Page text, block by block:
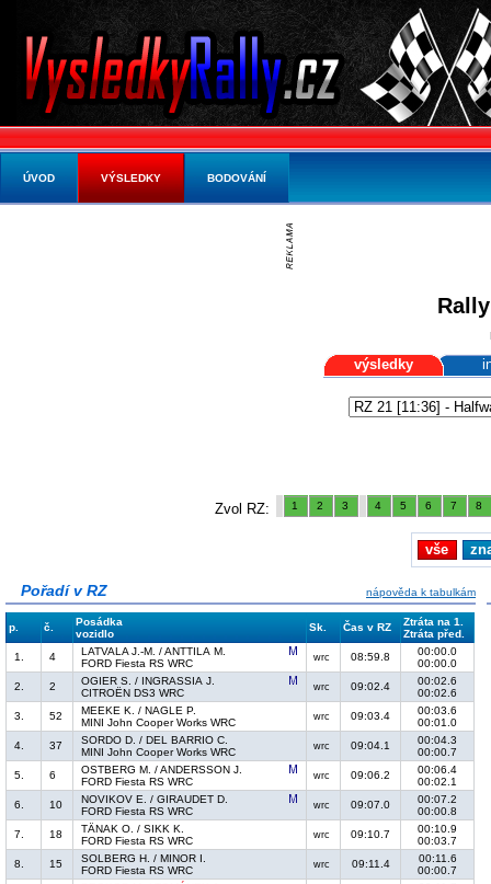
výsledky
Zvol RZ: 1 2 3 4 5 6 7 8
vše
Pořadí v RZ nápověda k tabulkám
p. č.
Posádka
vozidlo
Sk. Čas v RZ
Ztráta na 1.
Ztráta před.
1.
4
LATVALA J.-M. / ANTTILA M.
FORD Fiesta RS WRC
wrc 08:59.8
00:00.0
00:00.0
2.
2
OGIER S. / INGRASSIA J.
CITROËN DS3 WRC
wrc 09:02.4
00:02.6
00:02.6
3.
52
MEEKE K. / NAGLE P.
MINI John Cooper Works WRC
wrc 09:03.4
00:03.6
00:01.0
4.
37
SORDO D. / DEL BARRIO C.
MINI John Cooper Works WRC
wrc 09:04.1
00:04.3
00:00.7
5.
6
OSTBERG M. / ANDERSSON J.
FORD Fiesta RS WRC
wrc 09:06.2
00:06.4
00:02.1
6.
10
NOVIKOV E. / GIRAUDET D.
FORD Fiesta RS WRC
wrc 09:07.0
00:07.2
00:00.8
7.
18
TÄNAK O. / SIKK K.
FORD Fiesta RS WRC
wrc 09:10.7
00:10.9
00:03.7
8.
15
SOLBERG H. / MINOR I.
FORD Fiesta RS WRC
wrc 09:11.4
00:11.6
00:00.7
ÚVOD VÝSLEDKY BODOVÁNÍ